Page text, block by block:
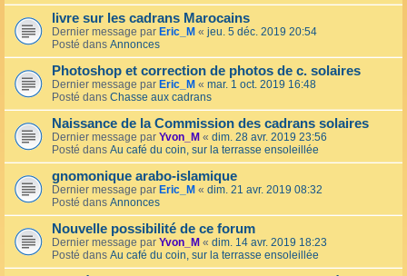
livre sur les cadrans Marocains
Dernier message par Eric_M « jeu. 5 déc. 2019 20:54
Posté dans Annonces
Photoshop et correction de photos de c. solaires
Dernier message par Eric_M « mar. 1 oct. 2019 16:48
Posté dans Chasse aux cadrans
Naissance de la Commission des cadrans solaires
Dernier message par Yvon_M « dim. 28 avr. 2019 23:56
Posté dans Au café du coin, sur la terrasse ensoleillée
gnomonique arabo-islamique
Dernier message par Eric_M « dim. 21 avr. 2019 08:32
Posté dans Annonces
Nouvelle possibilité de ce forum
Dernier message par Yvon_M « dim. 14 avr. 2019 18:23
Posté dans Au café du coin, sur la terrasse ensoleillée